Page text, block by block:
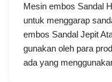
Mesin embos Sandal
untuk menggarap
embos Sandal Jepit
gunakan oleh para
ada yang